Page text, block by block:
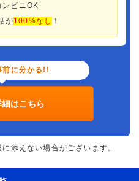
ビニOK
が100%なし ！
前に分かる!!
はこちら
添えない場合がございます。